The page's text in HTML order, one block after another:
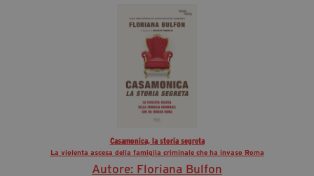
Casamonica, la storia segreta
La violenta ascesa della famiglia criminale che ha invaso Roma
Autore: Floriana Bulfon